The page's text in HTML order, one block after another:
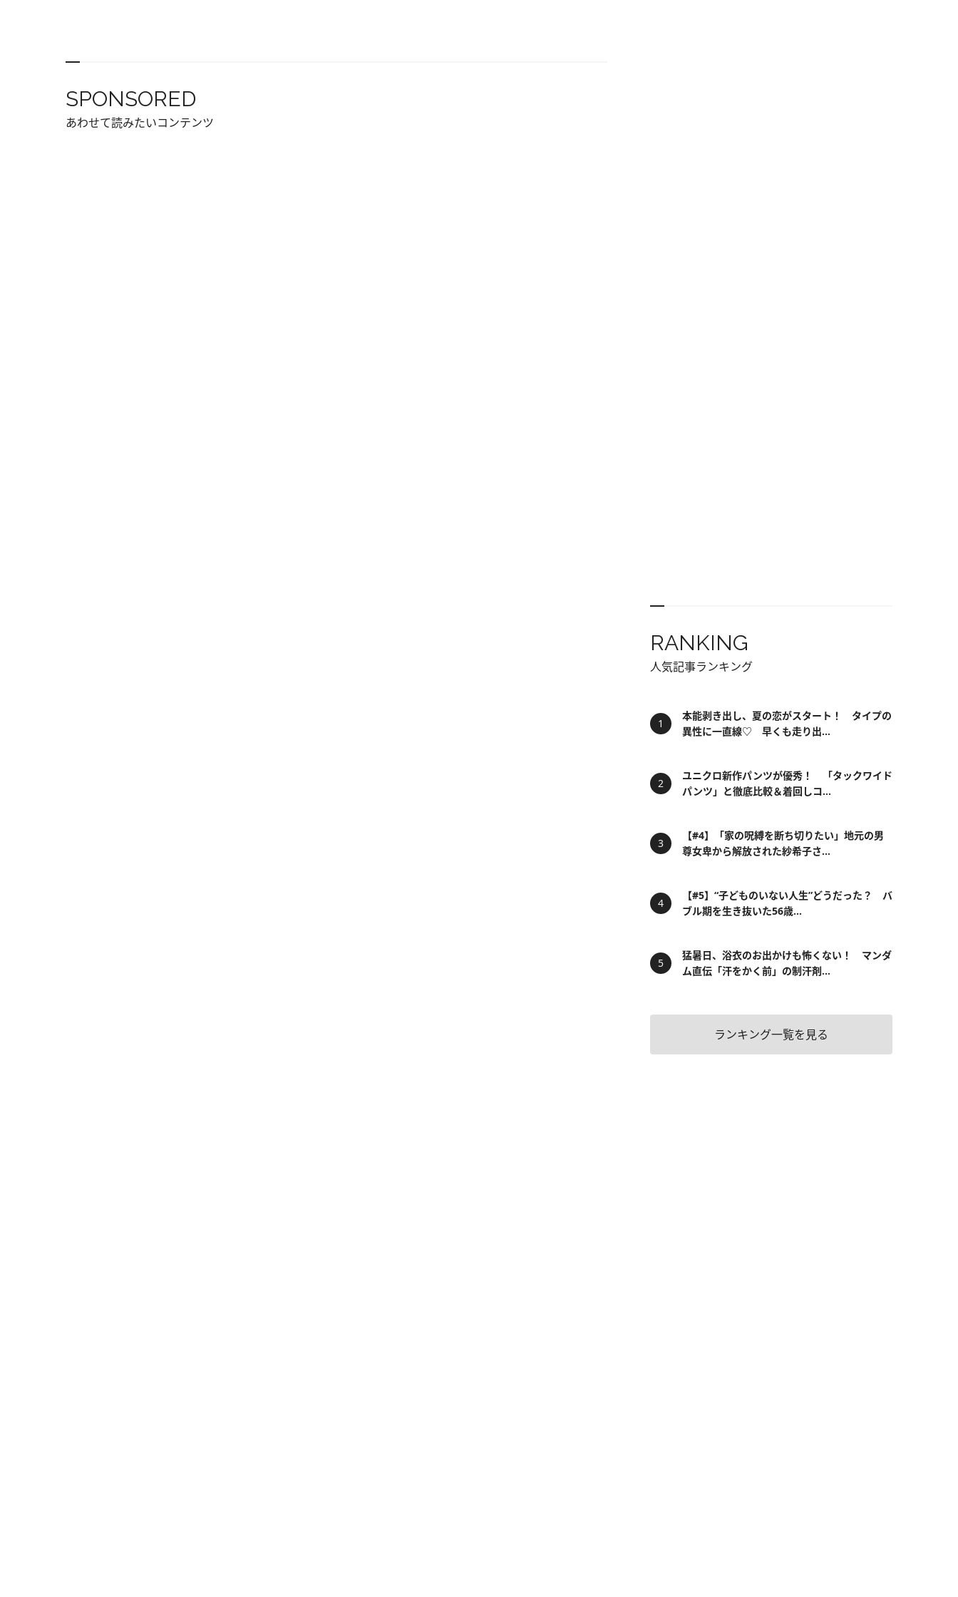
SPONSORED
あわせて読みたいコンテンツ
RANKING
人気記事ランキング
本能剥き出し、夏の恋がスタート！ タイプの
異性に一直線♡ 早くも走り出...
ユニクロ新作パンツが優秀！ 「タックワイド
パンツ」と徹底比較＆着回しコ...
【#4】「家の呪縛を断ち切りたい」地元の男
尊女卑から解放された紗希子さ...
【#5】“子どものいない人生”どうだった？ バ
ブル期を生き抜いた56歳...
猛暑日、浴衣のお出かけも怖くない！ マンダ
ム直伝「汗をかく前」の制汗剤...
ランキング一覧を見る